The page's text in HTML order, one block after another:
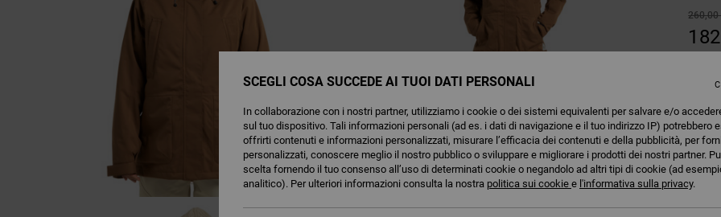
260,00
Colori
SCEGLI COSA SUCCEDE AI TUOI DATI PERSONALI
In collaborazione con i nostri partner, utilizziamo i cookie o dei sistemi equivalenti per salvare e/o
sul tuo dispositivo. Tali informazioni personali (ad es. i dati di navigazione e il tuo indirizzo IP) potrebbero
offrirti contenuti e informazioni personalizzati, misurare l’efficacia dei contenuti e della pubblicità, per
personalizzati, conoscere meglio il nostro pubblico o sviluppare e migliorare i prodotti dei nostri partner.
scelta fornendo il tuo consenso all’uso di determinati cookie o negandolo ad altri tipi di cookie (ad
analitico). Per ulteriori informazioni consulta la nostra politica sui cookie e l'informativa sulla privacy.